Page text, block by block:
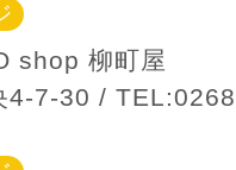
shop 柳町屋
4-7-30 /